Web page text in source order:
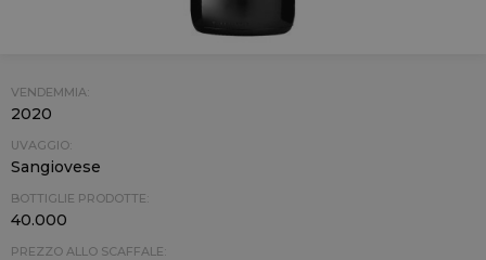
VENDEMMIA:
2020
UVAGGIO:
Sangiovese
BOTTIGLIE PRODOTTE:
40.000
PREZZO ALLO SCAFFALE: